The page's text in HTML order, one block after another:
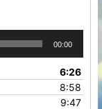
00:00
6:26
8:58
9:47